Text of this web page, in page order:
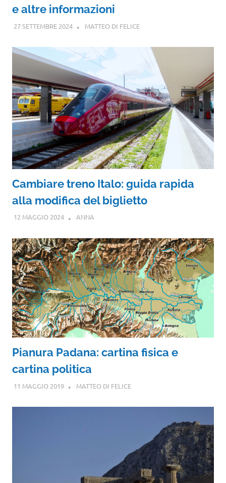
e altre informazioni
27 SETTEMBRE 2024 MATTEO DI FELICE
Cambiare treno Italo: guida rapida
alla modifica del biglietto
12 MAGGIO 2024 ANNA
Pianura Padana: cartina fisica e
cartina politica
11 MAGGIO 2019 MATTEO DI FELICE